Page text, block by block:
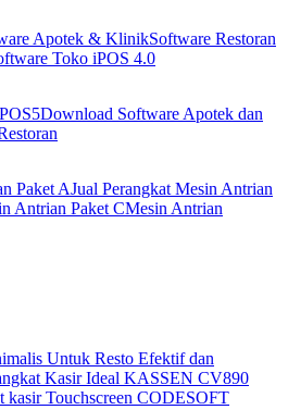
Apotek & KlinikSoftware Restoran
Toko iPOS 4.0
Download Software Apotek dan
Paket AJual Perangkat Mesin Antrian
Antrian Paket CMesin Antrian
Untuk Resto Efektif dan
Kasir Ideal KASSEN CV890
kasir Touchscreen CODESOFT